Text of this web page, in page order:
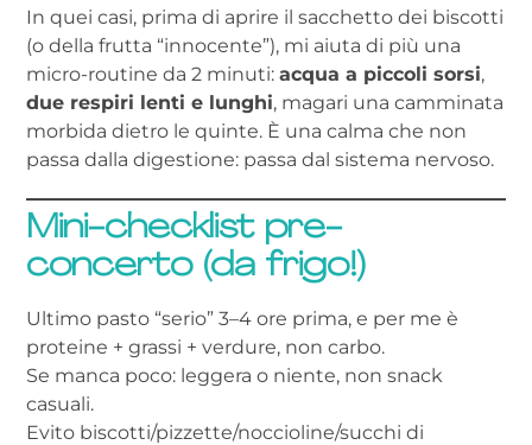
In quei casi, prima di aprire il sacchetto dei biscotti
(o della frutta “innocente”), mi aiuta di più una
micro-routine da 2 minuti: acqua a piccoli sorsi,
due respiri lenti e lunghi, magari una camminata
morbida dietro le quinte. È una calma che non
passa dalla digestione: passa dal sistema nervoso.
Mini-checklist pre-
concerto (da frigo!)
Ultimo pasto “serio” 3–4 ore prima, e per me è
proteine + grassi + verdure, non carbo.
Se manca poco: leggera o niente, non snack
casuali.
Evito biscotti/pizzette/noccioline/succhi di